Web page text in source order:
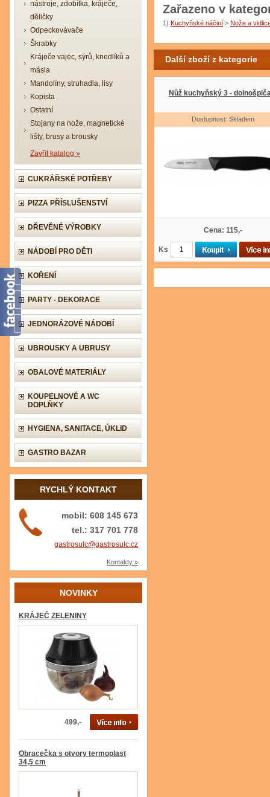
nástroje, zdobítka, kráječe,
děličky
Odpeckovávače
Škrabky
Kráječe vajec, sýrů, knedlíků a
másla
Mandolíny, struhadla, lisy
Kopista
Ostatní
Stojany na nože, magnetické
lišty, brusy a brousky
Zavřít katalog »
CUKRÁŘSKÉ POTŘEBY
PIZZA PŘÍSLUŠENSTVÍ
DŘEVĚNÉ VÝROBKY
NÁDOBÍ PRO DĚTI
KOŘENÍ
PARTY - DEKORACE
JEDNORÁZOVÉ NÁDOBÍ
UBROUSKY A UBRUSY
OBALOVÉ MATERIÁLY
KOUPELNOVÉ A WC
DOPLŇKY
HYGIENA, SANITACE, ÚKLID
GASTRO BAZAR
RYCHLÝ KONTAKT
mobil: 608 145 673
tel.: 317 701 778
gastrosulc@gastrosulc.cz
Kontakty »
NOVINKY
KRÁJEČ ZELENINY
499,-
Obracečka s otvory termoplast
34,5 cm
Zařazeno v
1) Kuchyňské náčiní > Nože a
Další zboží z kategorie
Nůž kuchyňský 3 -
Dostupnost: Skladem
Cena: 115,-
Ks